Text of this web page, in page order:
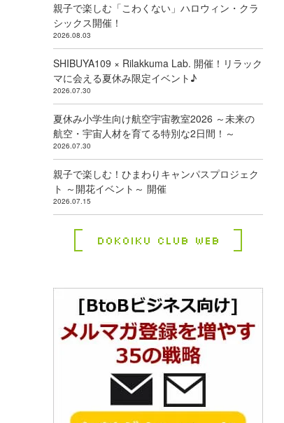
親子で楽しむ「こわくない」ハロウィン・クラ
シックス開催！
2026.08.03
SHIBUYA109 × Rilakkuma Lab. 開催！リラック
マに会える夏休み限定イベント♪
2026.07.30
夏休み小学生向け航空宇宙教室2026 ～未来の
航空・宇宙人材を育てる特別な2日間！～
2026.07.30
親子で楽しむ！ひまわりキャンパスプロジェク
ト ～開花イベント～ 開催
2026.07.15
Dokoiku Club Web